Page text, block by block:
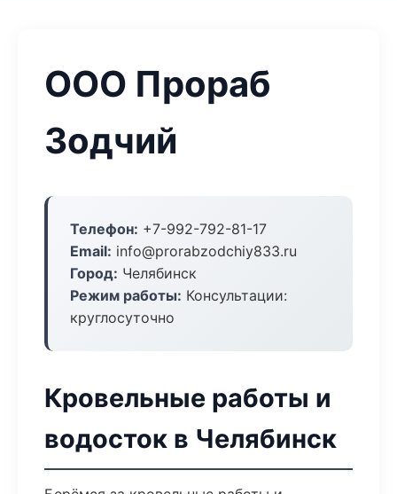
ООО Прораб
Зодчий
Телефон: +7-992-792-81-17
Email: info@prorabzodchiy833.ru
Город: Челябинск
Режим работы: Консультации:
круглосуточно
Кровельные работы и
водосток в Челябинск